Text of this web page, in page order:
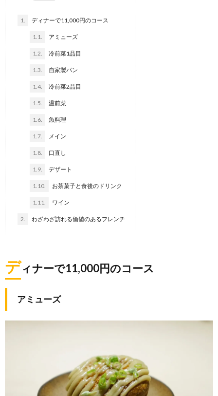
1. ディナーで11,000円のコース
1.1. アミューズ
1.2. 冷前菜1品目
1.3. 自家製パン
1.4. 冷前菜2品目
1.5. 温前菜
1.6. 魚料理
1.7. メイン
1.8. 口直し
1.9. デザート
1.10. お茶菓子と食後のドリンク
1.11. ワイン
2. わざわざ訪れる価値のあるフレンチ
ディナーで11,000円のコース
アミューズ